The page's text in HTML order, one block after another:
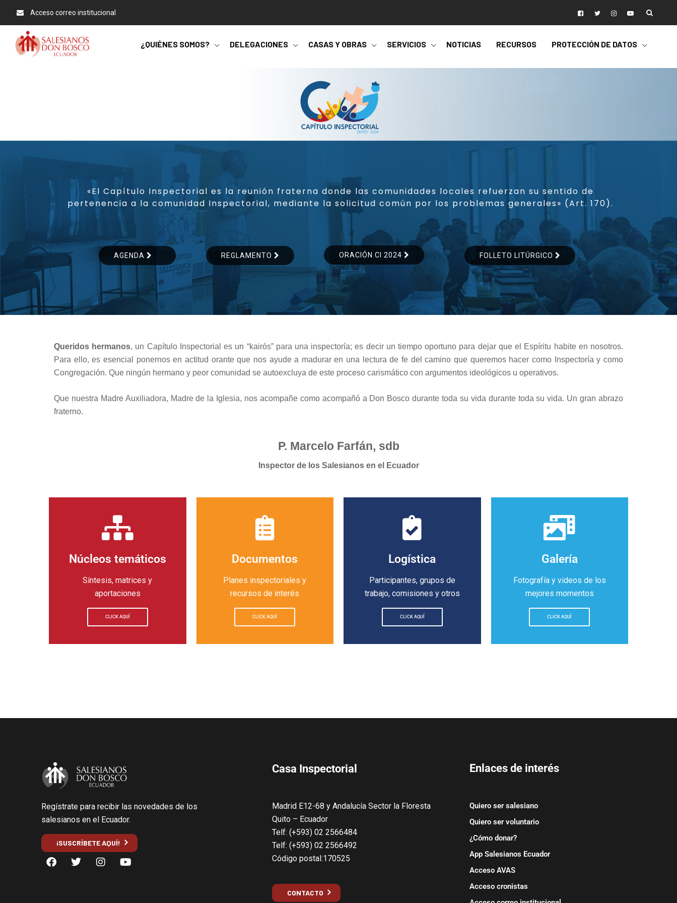
Acceso correo institucional
¿QUIÉNES SOMOS? DELEGACIONES CASAS Y OBRAS SERVICIOS NOTICIAS RECURSOS PROTECCIÓN DE DATOS
AGENDA REGLAMENTO ORACIÓN CI 2024 FOLLETO LITÚRGICO
«El Capítulo Inspectorial es la reunión fraterna donde las comunidades locales refuerzan su sentido de
pertenencia a la comunidad Inspectorial, mediante la solicitud común por los problemas generales» (Art. 170).
Queridos hermanos, un Capítulo Inspectorial es un “kairós” para una inspectoría; es decir un tiempo oportuno para dejar que el Espíritu habite en nosotros.
Para ello, es esencial ponernos en actitud orante que nos ayude a madurar en una lectura de fe del camino que queremos hacer como Inspectoría y como
Congregación. Que ningún hermano y peor comunidad se autoexcluya de este proceso carismático con argumentos ideológicos u operativos.
Que nuestra Madre Auxiliadora, Madre de la Iglesia, nos acompañe como acompañó a Don Bosco durante toda su vida durante toda su vida. Un gran abrazo
fraterno.
P. Marcelo Farfán, sdb
Inspector de los Salesianos en el Ecuador
Núcleos temáticos
Síntesis, matrices y
aportaciones
CLICK AQUÍ
Documentos
Planes inspectoriales y
recursos de interés
CLICK AQUÍ
Logística
Participantes, grupos de
trabajo, comisiones y otros
CLICK AQUÍ
Galería
Fotografía y videos de los
mejores momentos
CLICK AQUÍ
Regístrate para recibir las novedades de los
salesianos en el Ecuador.
¡SUSCRÍBETE AQUÍ!
Casa Inspectorial
Madrid E12-68 y Andalucía Sector la Floresta
Quito – Ecuador
Telf: (+593) 02 2566484
Telf: (+593) 02 2566492
Código postal:170525
CONTACTO
Enlaces de interés
Quiero ser salesiano
Quiero ser voluntario
¿Cómo donar?
App Salesianos Ecuador
Acceso AVAS
Acceso cronistas